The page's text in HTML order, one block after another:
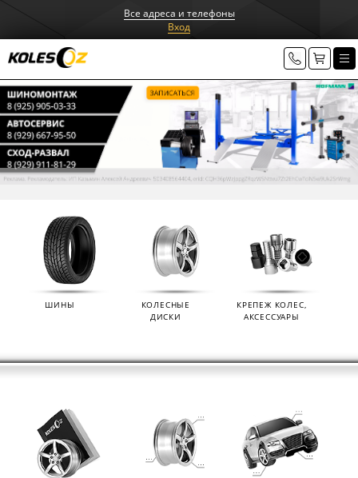
Все адреса и телефоны
Вход
ШИНЫ
КОЛЕСНЫЕ
ДИСКИ
КРЕПЕЖ КОЛЕС,
АКСЕССУАРЫ